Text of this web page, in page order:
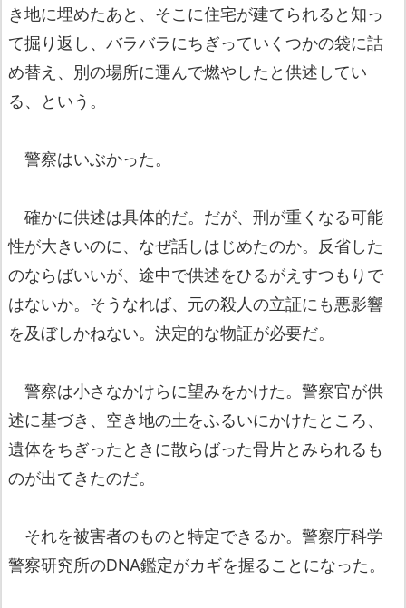
き地に埋めたあと、そこに住宅が建てられると知っ
て掘り返し、バラバラにちぎっていくつかの袋に詰
め替え、別の場所に運んで燃やしたと供述してい
る、という。
警察はいぶかった。
確かに供述は具体的だ。だが、刑が重くなる可能
性が大きいのに、なぜ話しはじめたのか。反省した
のならばいいが、途中で供述をひるがえすつもりで
はないか。そうなれば、元の殺人の立証にも悪影響
を及ぼしかねない。決定的な物証が必要だ。
警察は小さなかけらに望みをかけた。警察官が供
述に基づき、空き地の土をふるいにかけたところ、
遺体をちぎったときに散らばった骨片とみられるも
のが出てきたのだ。
それを被害者のものと特定できるか。警察庁科学
警察研究所のDNA鑑定がカギを握ることになった。